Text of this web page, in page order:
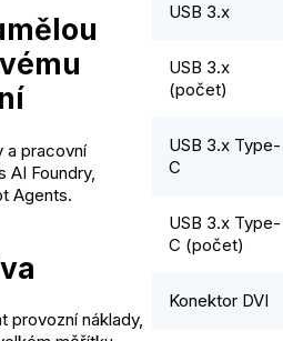
a pracovní
Foundry,
Agents.
provozní náklady,
USB 3.x
USB 3.x
(počet)
USB 3.x Type-
C
USB 3.x Type-
C (počet)
Konektor DVI